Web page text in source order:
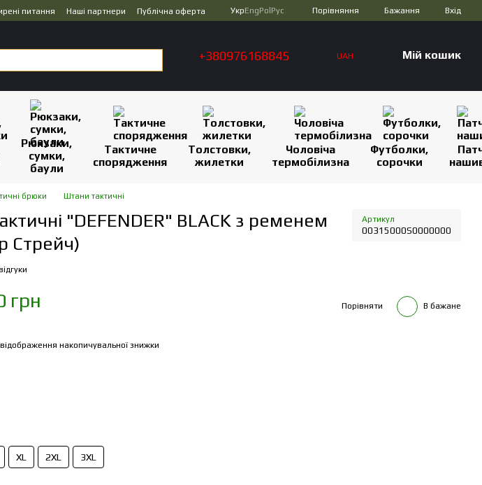
питання Наші партнери
Публічна оферта
УкрEngPol Рус Порівняння Бажання Вхід
+380976168845 UAH Мій кошик
Рюкзаки,
сумки,
баули
Тактичне
спорядження
Толстовки,
жилетки
Чоловіча
термобілизна
Футболки,
сорочки
брюки Штани тактичні
"DEFENDER" BLACK з ременем
Стрейч)
Артикул
00315000S0000000
грн Порівняти В бажане
накопичувальної знижки
XL 2XL 3XL